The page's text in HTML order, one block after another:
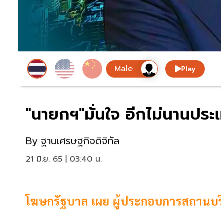
Play
"นายกฯ"มั่นใจ อีกไม่นานปร
By ฐานเศรษฐกิจดิจิทัล
21 มิ.ย. 65 | 03:40 น.
โฆษกรัฐบาล เผย ผู้ประกอบการสถาน